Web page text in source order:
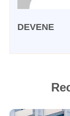
DEVENE